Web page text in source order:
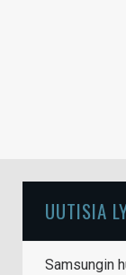
UUTISIA
Samsungin